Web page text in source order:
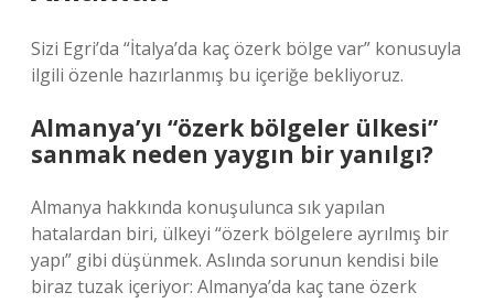
Sizi Egri’da “İtalya’da kaç özerk bölge var” konusuyla
ilgili özenle hazırlanmış bu içeriğe bekliyoruz.
Almanya’yı “özerk bölgeler ülkesi”
sanmak neden yaygın bir yanılgı?
Almanya hakkında konuşulunca sık yapılan
hatalardan biri, ülkeyi “özerk bölgelere ayrılmış bir
yapı” gibi düşünmek. Aslında sorunun kendisi bile
biraz tuzak içeriyor: Almanya’da kaç tane özerk